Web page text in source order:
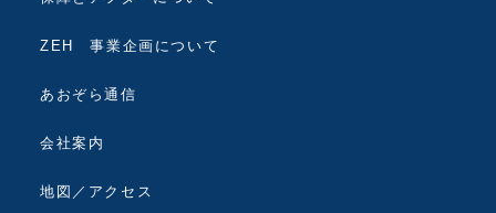
ZEH 事業企画について
あおぞら通信
会社案内
地図／アクセス